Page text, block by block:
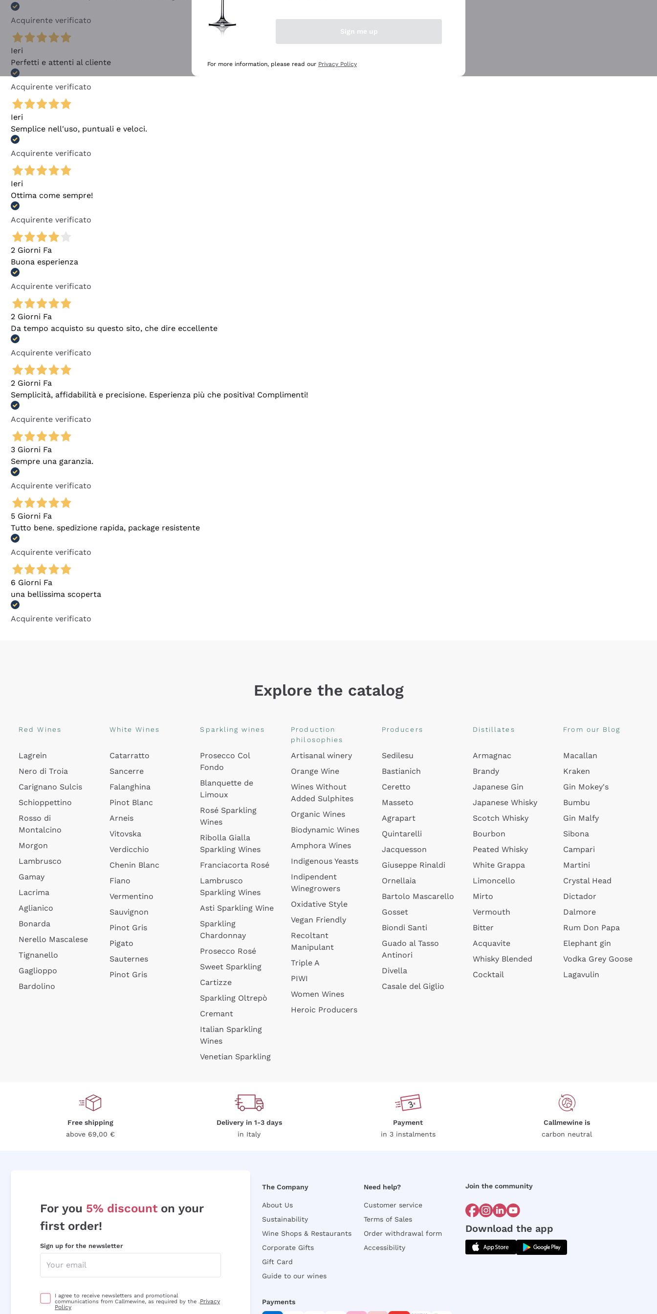
Acquirente verificato
Ieri
Perfetti e attenti al cliente
Acquirente verificato
Ieri
Semplice nell'uso, puntuali e veloci.
Acquirente verificato
Ieri
Ottima come sempre!
Acquirente verificato
2 Giorni Fa
Buona esperienza
Acquirente verificato
2 Giorni Fa
Da tempo acquisto su questo sito, che dire eccellente
Acquirente verificato
2 Giorni Fa
Semplicità, affidabilità e precisione. Esperienza più che positiva! Complimenti!
Acquirente verificato
3 Giorni Fa
Sempre una garanzia.
Acquirente verificato
5 Giorni Fa
Tutto bene. spedizione rapida, package resistente
Acquirente verificato
6 Giorni Fa
una bellissima scoperta
Acquirente verificato
Explore the catalog
Red Wines
Lagrein
Nero di Troia
Carignano Sulcis
Schioppettino
Rosso di
Montalcino
Morgon
Lambrusco
Gamay
Lacrima
Aglianico
Bonarda
Nerello Mascalese
Tignanello
Gaglioppo
Bardolino
White Wines
Catarratto
Sancerre
Falanghina
Pinot Blanc
Arneis
Vitovska
Verdicchio
Chenin Blanc
Fiano
Vermentino
Sauvignon
Pinot Gris
Pigato
Sauternes
Pinot Gris
Sparkling wines
Prosecco Col
Fondo
Blanquette de
Limoux
Rosé Sparkling
Wines
Ribolla Gialla
Sparkling Wines
Franciacorta Rosé
Lambrusco
Sparkling Wines
Asti Sparkling Wine
Sparkling
Chardonnay
Prosecco Rosé
Sweet Sparkling
Cartizze
Sparkling Oltrepò
Cremant
Italian Sparkling
Wines
Venetian Sparkling
Production
philosophies
Artisanal winery
Orange Wine
Wines Without
Added Sulphites
Organic Wines
Biodynamic Wines
Amphora Wines
Indigenous Yeasts
Indipendent
Winegrowers
Oxidative Style
Vegan Friendly
Recoltant
Manipulant
Triple A
PIWI
Women Wines
Heroic Producers
Producers
Sedilesu
Bastianich
Ceretto
Masseto
Agrapart
Quintarelli
Jacquesson
Giuseppe Rinaldi
Ornellaia
Bartolo Mascarello
Gosset
Biondi Santi
Guado al Tasso
Antinori
Divella
Casale del Giglio
Distillates
Armagnac
Brandy
Japanese Gin
Japanese Whisky
Scotch Whisky
Bourbon
Peated Whisky
White Grappa
Limoncello
Mirto
Vermouth
Bitter
Acquavite
Whisky Blended
Cocktail
From our Blog
Macallan
Kraken
Gin Mokey's
Bumbu
Gin Malfy
Sibona
Campari
Martini
Crystal Head
Dictador
Dalmore
Rum Don Papa
Elephant gin
Vodka Grey Goose
Lagavulin
Free shipping
above 69,00 €
Delivery in 1-3 days
in Italy
Payment
in 3 instalments
Callmewine is
carbon neutral
For you 5% discount on your
first order!
Sign up for the newsletter
I agree to receive newsletters and promotional
communications from Callmewine, as required by the .Privacy
Policy
The Company
About Us
Sustainability
Wine Shops & Restaurants
Corporate Gifts
Gift Card
Guide to our wines
Need help?
Customer service
Terms of Sales
Order withdrawal form
Accessibility
Join the community
Download the app
Payments
Sign me up
For more information, please read our Privacy Policy